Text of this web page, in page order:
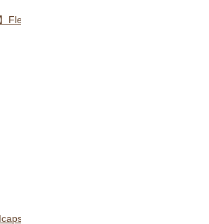
FlexNow 關立固 美國版 加強型 乳油木果 90
葉黃素 眼部綜合維他命 30顆 (桃紅)